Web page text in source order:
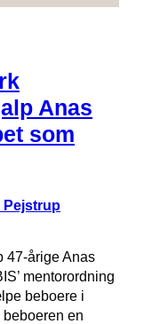
Anas
som
Pejstrup
47-årige Anas
mentorordning
beboere i
en